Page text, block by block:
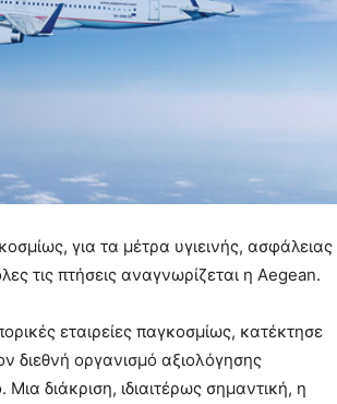
για τα μέτρα υγιεινής, ασφάλειας
τις πτήσεις αναγνωρίζεται η Aegean.
εταιρείες παγκοσμίως, κατέκτησε
διεθνή οργανισμό αξιολόγησης
διάκριση, ιδιαιτέρως σημαντική, η